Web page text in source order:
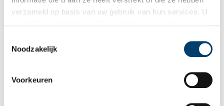
verzameld op basis van uw gebruik van hun services. U
Noodzakelijk
Voorkeuren